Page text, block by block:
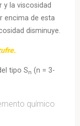
y la viscosidad
encima de esta
disminuye.
tipo Sn (n = 3-
químico